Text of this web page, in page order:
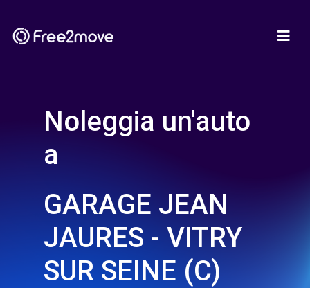
Noleggia un'auto
a
GARAGE JEAN
JAURES - VITRY
SUR SEINE (C)